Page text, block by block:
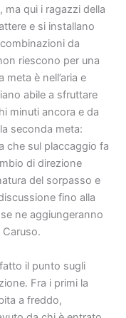
qui i ragazzi della
e si installano
da
riescono per una
è nell’aria e
abile a sfruttare
minuti ancora e da
seconda meta:
che sul placcaggio fa
di direzione
del sorpasso e
fino alla
ne aggiungeranno
Caruso.
il punto sugli
Fra i primi la
a freddo,